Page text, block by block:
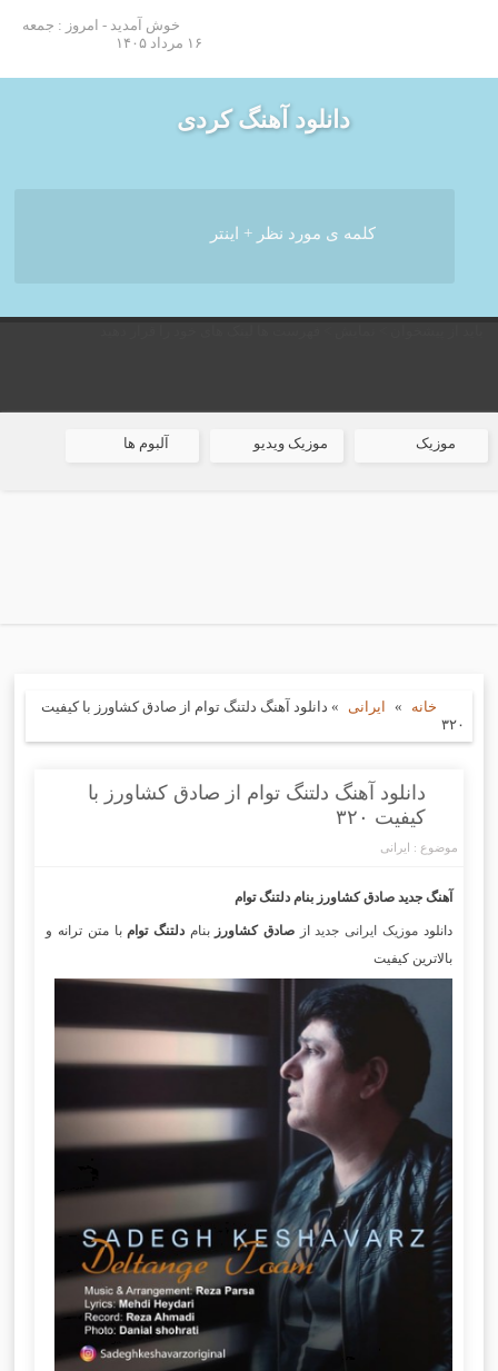
خوش آمدید - امروز : جمعه
۱۶ مرداد ۱۴۰۵
دانلود آهنگ کردی
موزیک موزیک ویدیو آلبوم ها
خانه » ایرانی » دانلود آهنگ دلتنگ توام از صادق کشاورز با کیفیت
۳۲۰
دانلود آهنگ دلتنگ توام از صادق کشاورز با
کیفیت ۳۲۰
موضوع : ایرانی
آهنگ جدید صادق کشاورزبنام دلتنگ توام
دانلودموزیک ایرانی جدید از صادق کشاورزبنامدلتنگ توامبا متن ترانه و
بالاترین کیفیت